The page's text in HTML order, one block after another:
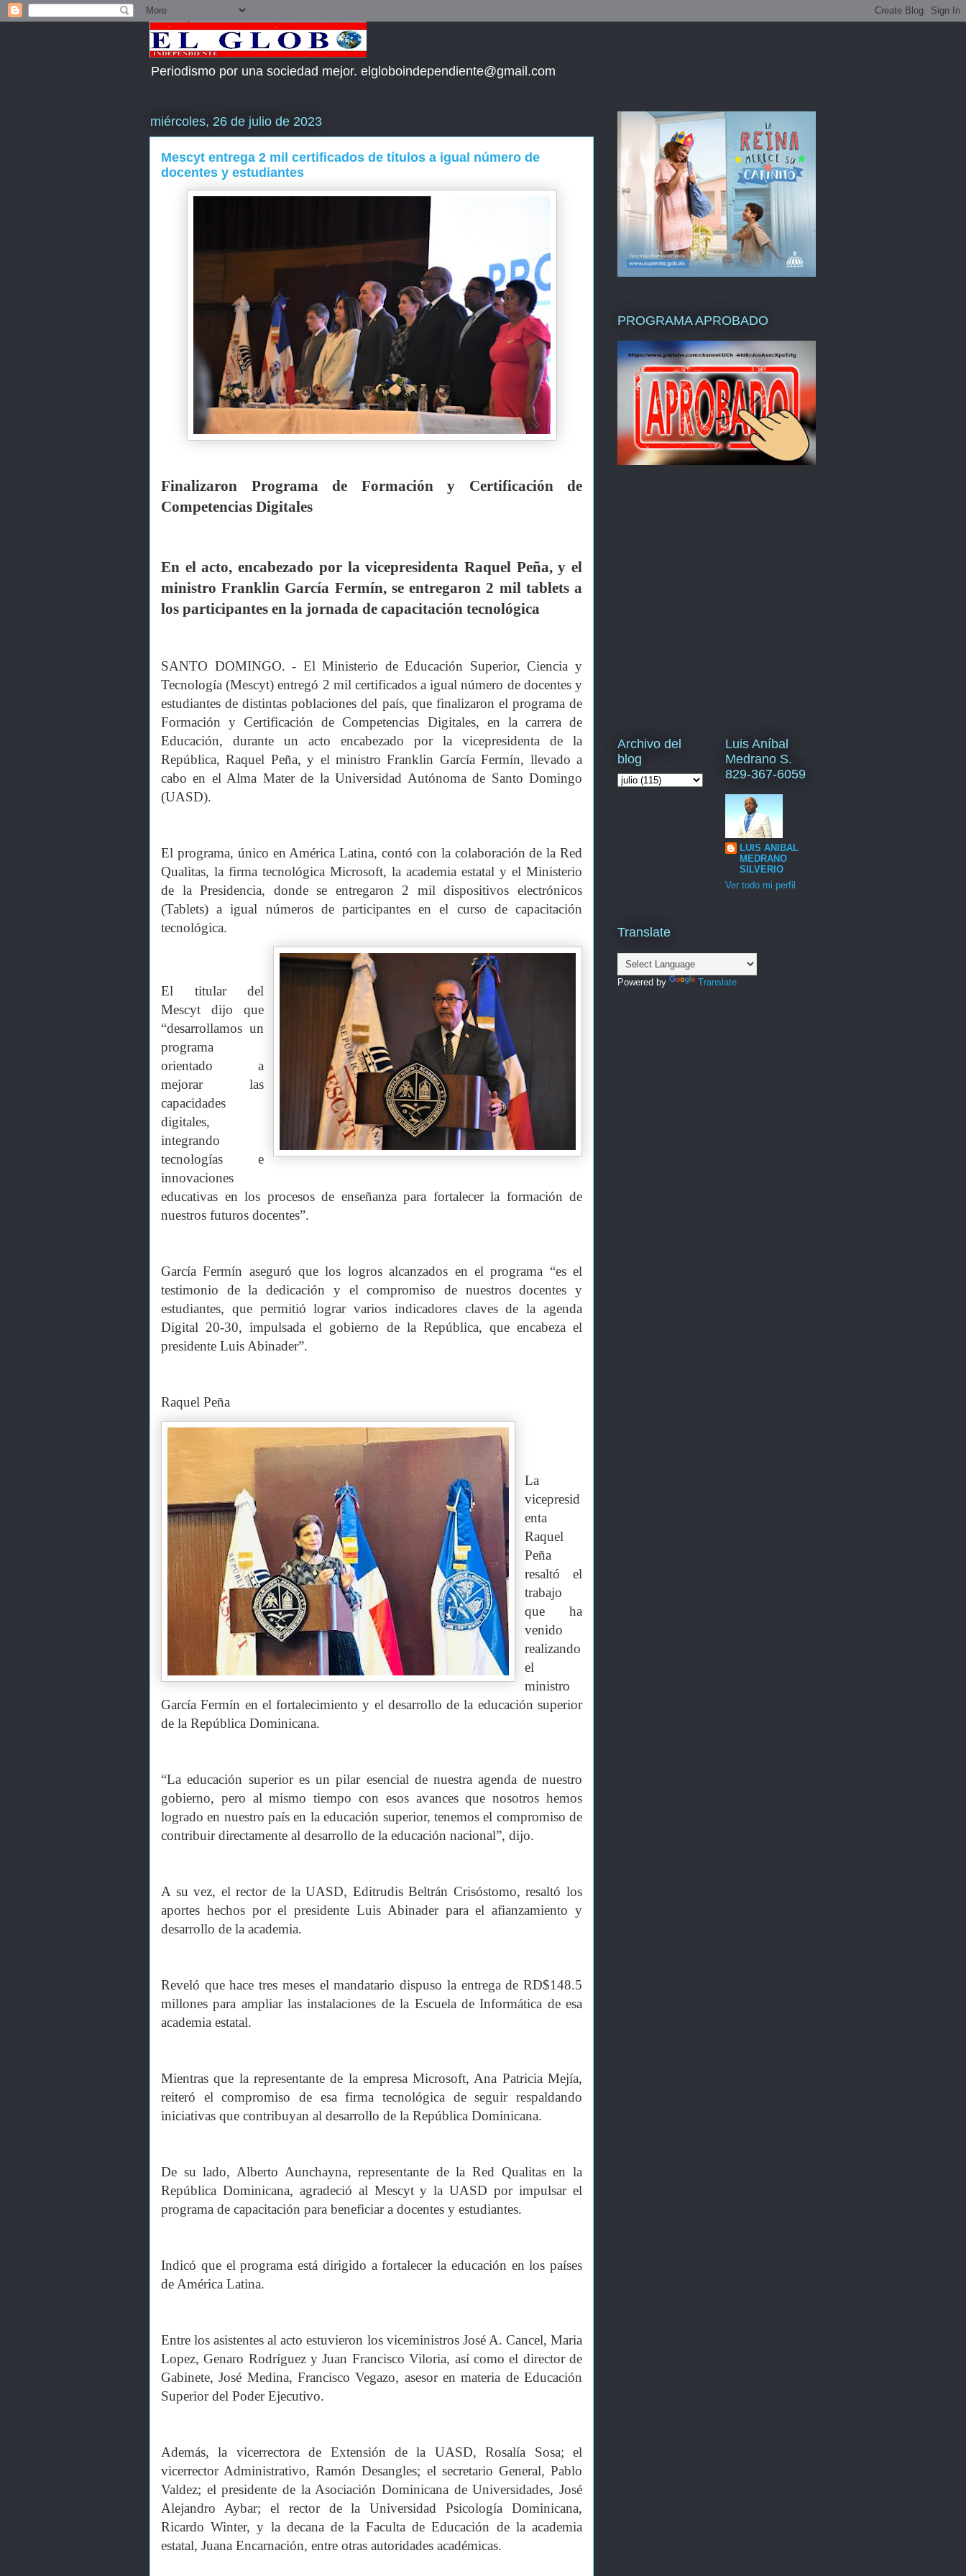
Periodismo por una sociedad mejor. elgloboindependiente@gmail.com
miércoles, 26 de julio de 2023
Mescyt entrega 2 mil certificados de títulos a igual número de
docentes y estudiantes
Finalizaron Programa de Formación y Certificación de
Competencias Digitales
En el acto, encabezado por la vicepresidenta Raquel Peña, y el
ministro Franklin García Fermín, se entregaron 2 mil tablets a
los participantes en la jornada de capacitación tecnológica
SANTO DOMINGO. - El Ministerio de Educación Superior, Ciencia y
Tecnología (Mescyt) entregó 2 mil certificados a igual número de docentes y
estudiantes de distintas poblaciones del país, que finalizaron el programa de
Formación y Certificación de Competencias Digitales, en la carrera de
Educación, durante un acto encabezado por la vicepresidenta de la
República, Raquel Peña, y el ministro Franklin García Fermín, llevado a
cabo en el Alma Mater de la Universidad Autónoma de Santo Domingo
(UASD).
El programa, único en América Latina, contó con la colaboración de la Red
Qualitas, la firma tecnológica Microsoft, la academia estatal y el Ministerio
de la Presidencia, donde se entregaron 2 mil dispositivos electrónicos
(Tablets) a igual números de participantes en el curso de capacitación
tecnológica.
El titular del
Mescyt dijo que
“desarrollamos un
programa
orientado a
mejorar las
capacidades
digitales,
integrando
tecnologías e
innovaciones
educativas en los procesos de enseñanza para fortalecer la formación de
nuestros futuros docentes”.
García Fermín aseguró que los logros alcanzados en el programa “es el
testimonio de la dedicación y el compromiso de nuestros docentes y
estudiantes, que permitió lograr varios indicadores claves de la agenda
Digital 20-30, impulsada el gobierno de la República, que encabeza el
presidente Luis Abinader”.
Raquel Peña
La
vicepresid
enta
Raquel
Peña
resaltó el
trabajo
que ha
venido
realizando
el
ministro
García Fermín en el fortalecimiento y el desarrollo de la educación superior
de la República Dominicana.
“La educación superior es un pilar esencial de nuestra agenda de nuestro
gobierno, pero al mismo tiempo con esos avances que nosotros hemos
logrado en nuestro país en la educación superior, tenemos el compromiso de
contribuir directamente al desarrollo de la educación nacional”, dijo.
A su vez, el rector de la UASD, Editrudis Beltrán Crisóstomo, resaltó los
aportes hechos por el presidente Luis Abinader para el afianzamiento y
desarrollo de la academia.
Reveló que hace tres meses el mandatario dispuso la entrega de RD$148.5
millones para ampliar las instalaciones de la Escuela de Informática de esa
academia estatal.
Mientras que la representante de la empresa Microsoft, Ana Patricia Mejía,
reiteró el compromiso de esa firma tecnológica de seguir respaldando
iniciativas que contribuyan al desarrollo de la República Dominicana.
De su lado, Alberto Aunchayna, representante de la Red Qualitas en la
República Dominicana, agradeció al Mescyt y la UASD por impulsar el
programa de capacitación para beneficiar a docentes y estudiantes.
Indicó que el programa está dirigido a fortalecer la educación en los países
de América Latina.
Entre los asistentes al acto estuvieron los viceministros José A. Cancel, Maria
Lopez, Genaro Rodríguez y Juan Francisco Viloria, así como el director de
Gabinete, José Medina, Francisco Vegazo, asesor en materia de Educación
Superior del Poder Ejecutivo.
Además, la vicerrectora de Extensión de la UASD, Rosalía Sosa; el
vicerrector Administrativo, Ramón Desangles; el secretario General, Pablo
Valdez; el presidente de la Asociación Dominicana de Universidades, José
Alejandro Aybar; el rector de la Universidad Psicología Dominicana,
Ricardo Winter, y la decana de la Faculta de Educación de la academia
estatal, Juana Encarnación, entre otras autoridades académicas.
PROGRAMA APROBADO
Archivo del
blog
Luis Aníbal
Medrano S.
829-367-6059
LUIS ANIBAL
MEDRANO
SILVERIO
Ver todo mi perfil
Translate
Powered by Translate